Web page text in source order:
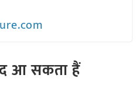
आ सकता हैं